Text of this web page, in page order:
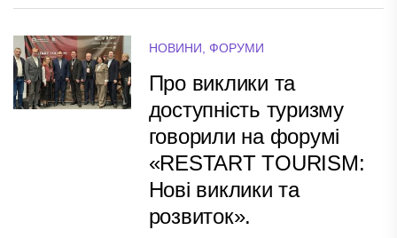
НОВИНИ ФОРУМИ
Про виклики та
доступність туризму
говорили на форумі
«RESTART TOURISM:
Нові виклики та
розвиток».